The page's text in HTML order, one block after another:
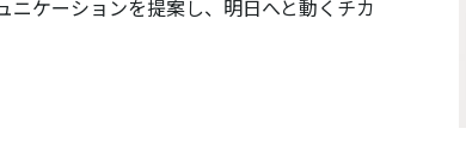
ケーションを提案し、明日へと動くチカ